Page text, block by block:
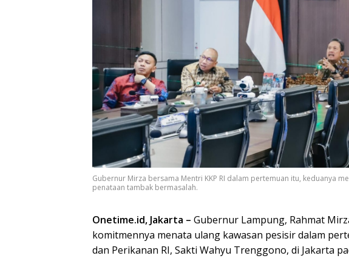
Gubernur Mirza bersama Mentri KKP RI dalam pertemuan itu, keduanya
penataan tambak bermasalah.
Onetime.id, Jakarta – Gubernur Lampung, Rahmat
komitmennya menata ulang kawasan pesisir dalam
dan Perikanan RI, Sakti Wahyu Trenggono, di Jakarta